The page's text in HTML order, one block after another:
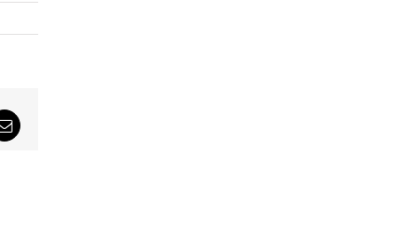
Email